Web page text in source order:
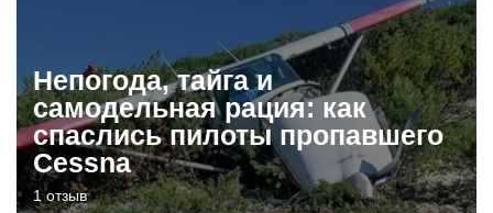
Непогода, тайга и
самодельная рация: как
спаслись пилоты пропавшего
Cessna
1 отзыв